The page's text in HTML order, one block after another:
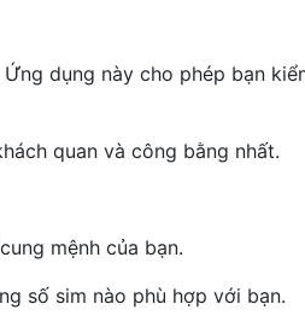
dụng này cho phép bạn
quan và công bằng nhất.
mệnh của bạn.
số sim nào phù hợp với bạn.